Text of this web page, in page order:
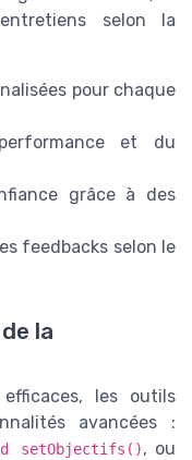
selon la
pour chaque
et du
grâce à des
feedbacks selon le
la
les outils
avancées :
setObjectifs(), ou